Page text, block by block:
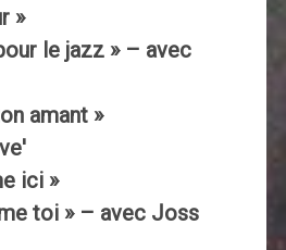
»
le jazz » – avec
amant »
ici »
toi » – avec Joss